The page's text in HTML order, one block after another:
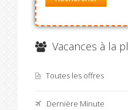
Vacances à la
Toutes les offres
Dernière Minute